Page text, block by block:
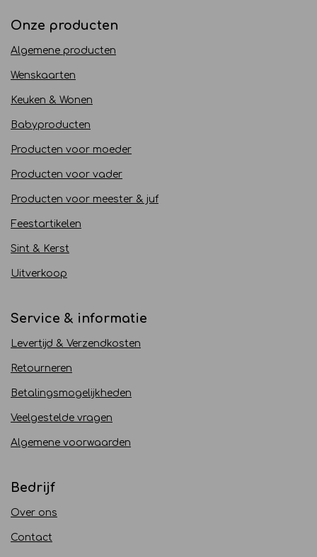
Onze producten
Algemene producten
Wenskaarten
Keuken & Wonen
Babyproducten
Producten voor moeder
Producten voor vader
Producten voor meester & juf
Feestartikelen
Sint & Kerst
Uitverkoop
Service & informatie
Levertijd & Verzendkosten
Retourneren
Betalingsmogelijkheden
Veelgestelde vragen
Algemene voorwaarden
Bedrijf
Over ons
Contact